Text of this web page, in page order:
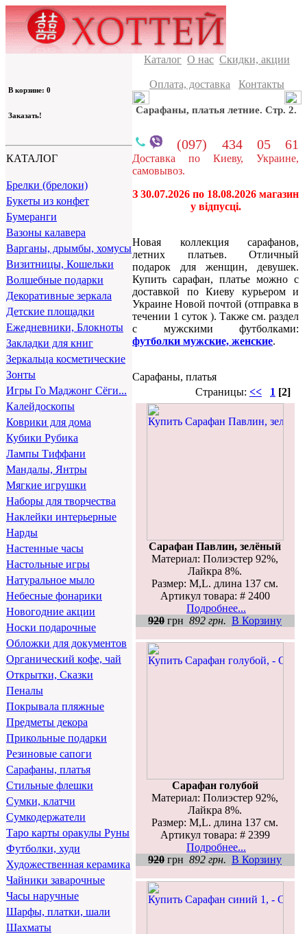
В корзине: 0
Заказать!
КАТАЛОГ
Брелки (брелоки)
Букеты из конфет
Бумеранги
Вазоны калавера
Варганы, дрымбы, хомусы
Визитницы, Кошельки
Волшебные подарки
Декоративные зеркала
Детские площадки
Ежедневники, Блокноты
Закладки для книг
Зеркальца косметические
Зонты
Игры Го Маджонг Сёги...
Калейдоскопы
Коврики для дома
Кубики Рубика
Лампы Тиффани
Мандалы, Янтры
Мягкие игрушки
Наборы для творчества
Наклейки интерьерные
Нарды
Настенные часы
Настольные игры
Натуральное мыло
Небесные фонарики
Новогодние акции
Носки подарочные
Обложки для документов
Органический кофе, чай
Открытки, Сказки
Пеналы
Покрывала пляжные
Предметы декора
Прикольные подарки
Резиновые сапоги
Сарафаны, платья
Стильные флешки
Сумки, клатчи
Сумкодержатели
Таро карты оракулы Руны
Футболки, худи
Художественная керамика
Чайники заварочные
Часы наручные
Шарфы, платки, шали
Шахматы
Каталог О нас Скидки, акции
Оплата, доставка Контакты
Сарафаны, платья летние. Стр. 2.
(097) 434 05 61
Доставка по Киеву, Украине,
самовывоз.
З 30.07.2026 по 18.08.2026 магазин
у відпусці.
Новая коллекция сарафанов,
летних платьев. Отличный
подарок для женщин, девушек.
Купить сарафан, платье можно с
доставкой по Киеву курьером и
Украине Новой почтой (отправка в
течении 1 суток ). Также см. раздел
с мужскими футболками:
футболки мужские, женские.
Сарафаны, платья
Страницы: << 1 [2]
Сарафан Павлин, зелёный
Материал: Полиэстер 92%,
Лайкра 8%.
Размер: M,L. длина 137 см.
Артикул товара: # 2400
Подробнее...
920 грн 892 грн. В Корзину
Сарафан голубой
Материал: Полиэстер 92%,
Лайкра 8%.
Размер: M,L. длина 137 см.
Артикул товара: # 2399
Подробнее...
920 грн 892 грн. В Корзину